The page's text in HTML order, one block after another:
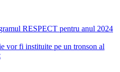
RESPECT pentru anul 2024
vor fi instituite pe un tronson al